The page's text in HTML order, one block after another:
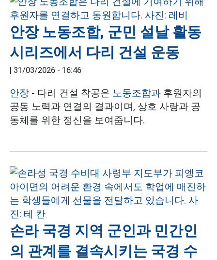
안장 노동조합, 군민 설날 활동
시리즈에서 다리 건설 운동
| 31/03/2026 - 16:46
안장 - 다리 건설 착공은 노동조합과 후원자의
공동 노력과 연결의 결과이며, 상호 사랑과 공
동체를 위한 정신을 보여줍니다.
손라 국경 지역 군인과 민간인
의 관계를 결속시키는 국경 수